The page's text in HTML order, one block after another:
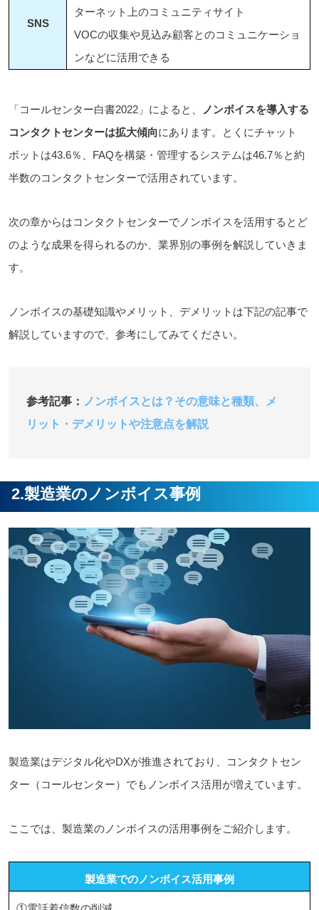
SNS
ターネット上のコミュニティサイト
VOCの収集や見込み顧客とのコミュニケーショ
ンなどに活用できる
「コールセンター白書2022」によると、
ノンボイスを導入する
コンタクトセンターは拡大傾向にあります。とくにチャット
ボットは43.6％、FAQを構築・管理するシステムは46.7％と約
半数のコンタクトセンターで活用されています。
次の章からはコンタクトセンターでノンボイスを活用するとど
のような成果を得られるのか、業界別の事例を解説していきま
す。
ノンボイスの基礎知識やメリット、デメリットは下記の記事で
解説していますので、参考にしてみてください。
参考記事： ノンボイスとは？その意味と種類、メ
リット・デメリットや注意点を解説
2.製造業のノンボイス事例
製造業はデジタル化やDXが推進されており、コンタクトセン
ター（コールセンター）でもノンボイス活用が増えています。
ここでは、製造業のノンボイスの活用事例をご紹介します。
製造業でのノンボイス活用事例